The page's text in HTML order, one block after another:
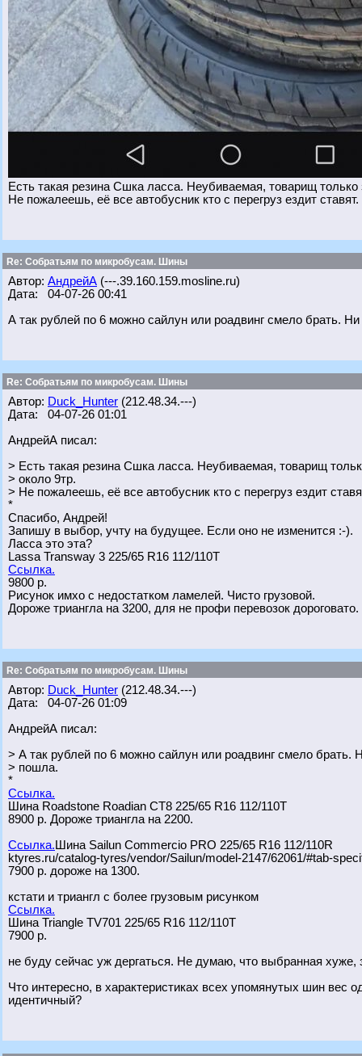
Есть такая резина Сшка ласса. Неубиваемая, товарищ
Не пожалеешь, её все автобусник кто с перегруз ездит ставят.
Re: Собратьям по микробусам. Шины
Автор: АндрейА (---.39.160.159.mosline.ru)
Дата: 04-07-26 00:41
А так рублей по 6 можно сайлун или роадвинг смело брать.
Re: Собратьям по микробусам. Шины
Автор: Duck_Hunter (212.48.34.---)
Дата: 04-07-26 01:01
АндрейА писал:
> Есть такая резина Сшка ласса. Неубиваемая, товарищ
> около 9тр.
> Не пожалеешь, её все автобусник кто с перегруз ездит
*
Спасибо, Андрей!
Запишу в выбор, учту на будущее. Если оно не изменится :-).
Ласса это эта?
Lassa Transway 3 225/65 R16 112/110T
Ссылка.
9800 р.
Рисунок имхо с недостатком ламелей. Чисто грузовой.
Дороже триангла на 3200, для не профи перевозок дороговато.
Re: Собратьям по микробусам. Шины
Автор: Duck_Hunter (212.48.34.---)
Дата: 04-07-26 01:09
АндрейА писал:
> А так рублей по 6 можно сайлун или роадвинг смело брать.
> пошла.
*
Ссылка.
Шина Roadstone Roadian CT8 225/65 R16 112/110T
8900 р. Дороже триангла на 2200.
Ссылка. Шина Sailun Commercio PRO 225/65 R16 112/110R
ktyres.ru/catalog-tyres/vendor/Sailun/model-2147/62061/#tab-
7900 р. дороже на 1300.
кстати и триангл с более грузовым рисунком
Ссылка.
Шина Triangle TV701 225/65 R16 112/110T
7900 р.
не буду сейчас уж дергаться. Не думаю, что выбранная хуже,
Что интересно, в характеристиках всех упомянутых шин вес
идентичный?